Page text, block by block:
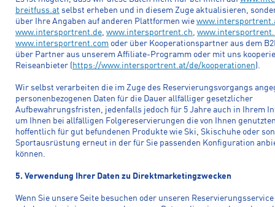
breitfuss.at selbst erheben und in diesem Zuge aktualisieren,
über Ihre Angaben auf anderen Plattformen wie
www.intersportrent.de, www.intersportrent.ch,
www.intersportrent.com oder über Kooperationspartner aus dem
über Partner aus unserem Affiliate-Programm oder mit uns
Reiseanbieter ( https://www.intersportrent.at/de/kooperationen).
Wir selbst verarbeiten die im Zuge des Reservierungsvorgangs
personenbezogenen Daten für die Dauer allfälliger gesetzlicher
Aufbewahrungsfristen, jedenfalls jedoch für 5 Jahre auch in Ihrem
um Ihnen bei allfälligen Folgereservierungen die von Ihnen
hoffentlich für gut befundenen Produkte wie Ski, Skischuhe oder
Sportausrüstung erneut in der für Sie passenden Konfiguration
können.
5. Verwendung Ihrer Daten zu Direktmarketingzwecken
Wenn Sie unsere Seite besuchen oder unseren